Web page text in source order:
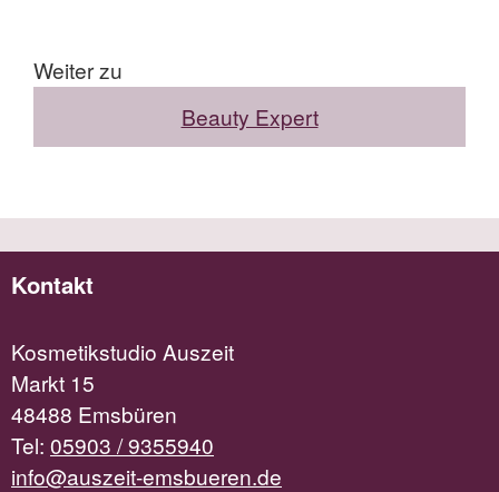
Weiter zu
Beauty Expert
Kontakt
Kosmetikstudio Auszeit
Markt 15
48488 Emsbüren
Tel: 05903 / 9355940
info@auszeit-emsbueren.de